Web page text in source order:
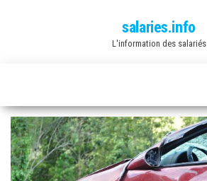
salaries.info
L'information des salariés